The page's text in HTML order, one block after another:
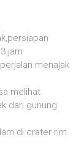
jam
menajak
melihat
dari gunung
di crater rim